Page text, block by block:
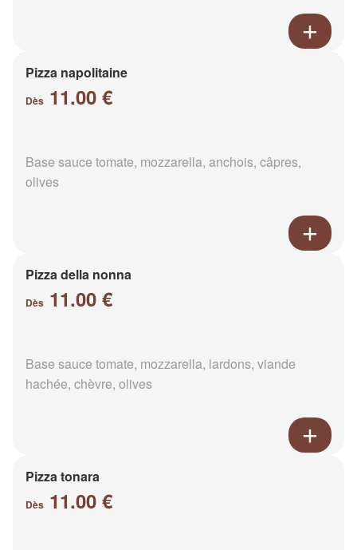
Pizza napolitaine
Dès 11.00 €
Base sauce tomate, mozzarella, anchois, câpres,
olives
Pizza della nonna
Dès 11.00 €
Base sauce tomate, mozzarella, lardons, viande
hachée, chèvre, olives
Pizza tonara
Dès 11.00 €